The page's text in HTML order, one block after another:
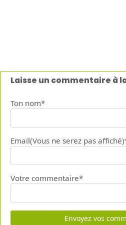
Laisse un commentaire à
Ton nom*
Email(Vous ne serez pas
Votre commentaire*
Envoyez vos